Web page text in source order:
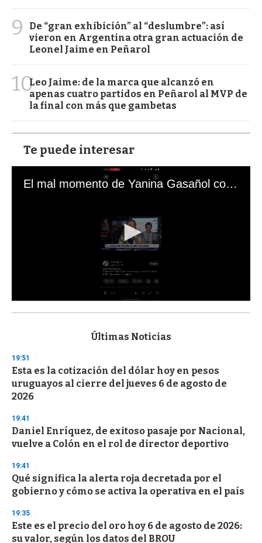
9
De “gran exhibición” al “deslumbre”: así
vieron en Argentina otra gran actuación de
Leonel Jaime en Peñarol
10Leo Jaime: de la marca que alcanzó en
apenas cuatro partidos en Peñarol al MVP de
la final con más que gambetas
Te puede interesar
El mal momento de Yanina Gasañol con un hincha argentino en "Subrayado"
s
d
s
o
f
3
s
e
c
o
d
s
Últimas Noticias
19:51
Esta es la cotización del dólar hoy en pesos
uruguayos al cierre del jueves 6 de agosto de
2026
19:41
Daniel Enríquez, de exitoso pasaje por Nacional,
vuelve a Colón en el rol de director deportivo
19:41
Qué significa la alerta roja decretada por el
gobierno y cómo se activa la operativa en el país
19:35
Este es el precio del oro hoy 6 de agosto de 2026:
su valor, según los datos del BROU